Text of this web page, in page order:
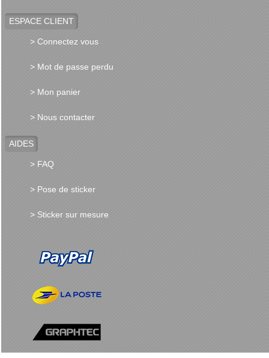
ESPACE CLIENT
> Connectez vous
> Mot de passe perdu
> Mon panier
> Nous contacter
AIDES
> FAQ
> Pose de sticker
> Sticker sur mesure